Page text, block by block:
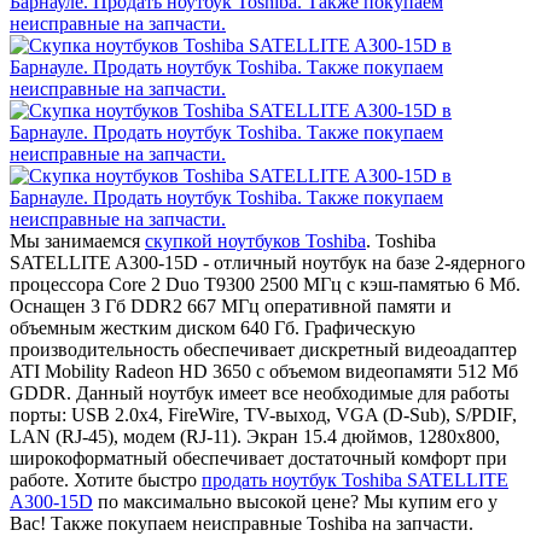
Мы занимаемся скупкой ноутбуков Toshiba. Toshiba
SATELLITE A300-15D - отличный ноутбук на базе 2-ядерного
процессора Core 2 Duo T9300 2500 МГц с кэш-памятью 6 Мб.
Оснащен 3 Гб DDR2 667 МГц оперативной памяти и
объемным жестким диском 640 Гб. Графическую
производительность обеспечивает дискретный видеоадаптер
ATI Mobility Radeon HD 3650 с объемом видеопамяти 512 Мб
GDDR. Данный ноутбук имеет все необходимые для работы
порты: USB 2.0x4, FireWire, TV-выход, VGA (D-Sub), S/PDIF,
LAN (RJ-45), модем (RJ-11). Экран 15.4 дюймов, 1280x800,
широкоформатный обеспечивает достаточный комфорт при
работе. Хотите быстро продать ноутбук Toshiba SATELLITE
A300-15D по максимально высокой цене? Мы купим его у
Вас! Также покупаем неисправные Toshiba на запчасти.